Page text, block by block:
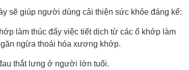
sẽ giúp người dùng cải thiện sức khỏe đáng kể:
làm thúc đẩy việc tiết dịch từ các ổ khớp làm
ngừa thoái hóa xương khớp.
thắt lưng ở người lớn tuổi.